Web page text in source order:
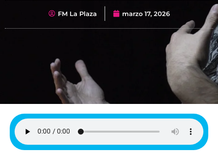
FM La Plaza marzo 17, 2026